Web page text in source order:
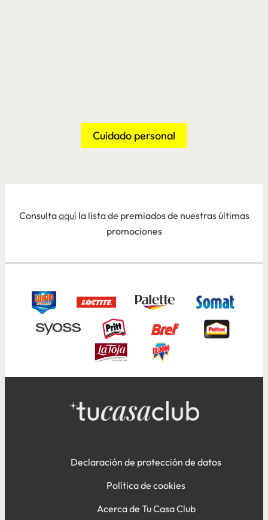
Cuidado personal
Consultaaquí la lista de premiados de nuestras últimas
promociones
Declaración de protección de datos
Política de cookies
Acerca de Tu Casa Club